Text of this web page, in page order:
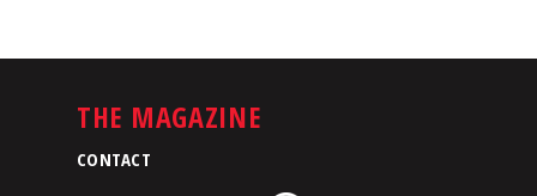
THE MAGAZINE
CONTACT